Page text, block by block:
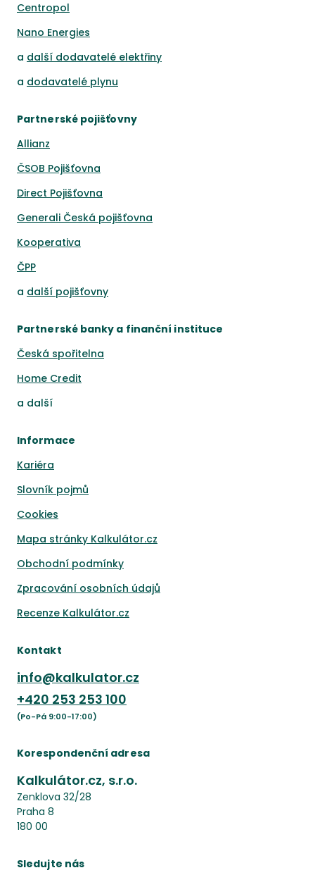
Centropol
Nano Energies
a další dodavatelé elektřiny
a dodavatelé plynu
Partnerské pojišťovny
Allianz
ČSOB Pojišťovna
Direct Pojišťovna
Generali Česká pojišťovna
Kooperativa
ČPP
a další pojišťovny
Partnerské banky a finanční instituce
Česká spořitelna
Home Credit
a další
Informace
Kariéra
Slovník pojmů
Cookies
Mapa stránky Kalkulátor.cz
Obchodní podmínky
Zpracování osobních údajů
Recenze Kalkulátor.cz
Kontakt
info@kalkulator.cz
+420 253 253 100
(Po-Pá 9:00-17:00)
Korespondenční adresa
Kalkulátor.cz, s.r.o.
Zenklova 32/28
Praha 8
180 00
Sledujte nás